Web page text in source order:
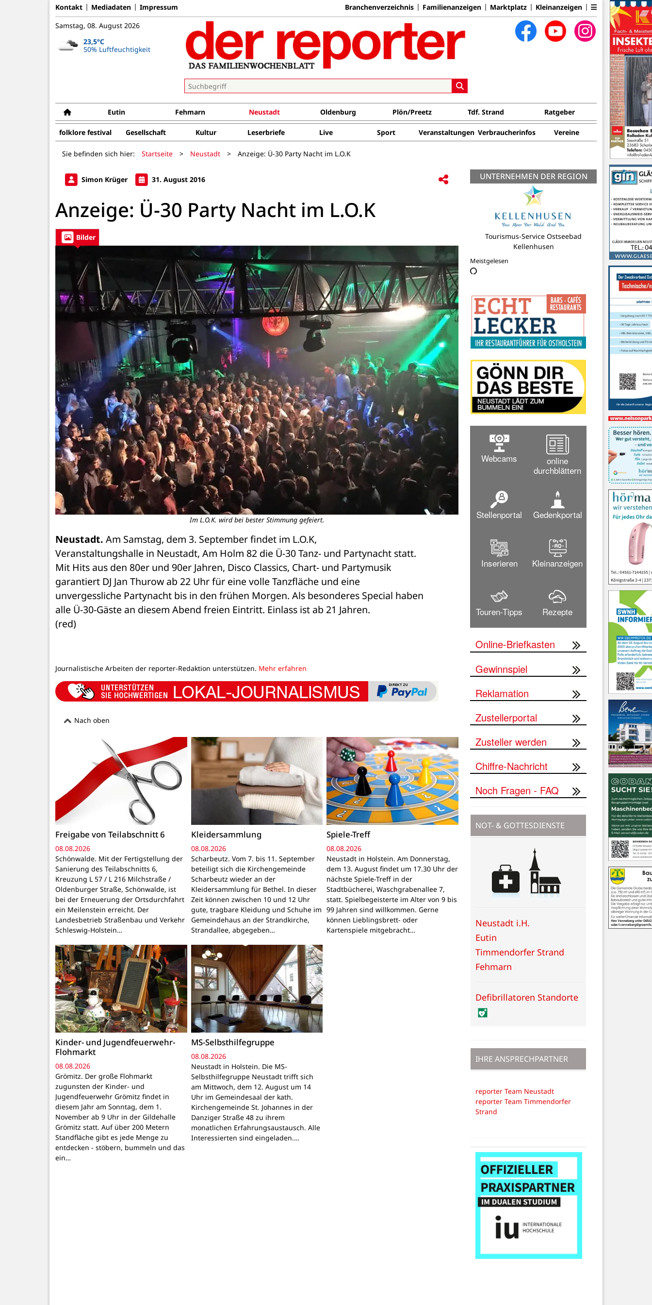
Kontakt Mediadaten Impressum Branchenverzeichnis Familienanzeigen Marktplatz Kleinanzeigen
Samstag, 08. August 2026
23,5°C
50% Luftfeuchtigkeit
Eutin Fehmarn Neustadt Oldenburg Plön/Preetz Tdf. Strand Ratgeber
folklore festival Gesellschaft Kultur Leserbriefe Live Sport Veranstaltungen Verbraucherinfos Vereine
Sie befinden sich hier: Startseite > Neustadt > Anzeige: Ü-30 Party Nacht im L.O.K
Simon Krüger 31. August 2016
Anzeige: Ü-30 Party Nacht im L.O.K
Bilder
Im L.O.K. wird bei bester Stimmung gefeiert.
Neustadt. Am Samstag, dem 3. September findet im L.O.K,
Veranstaltungshalle in Neustadt, Am Holm 82 die Ü-30 Tanz- und Partynacht statt.
Mit Hits aus den 80er und 90er Jahren, Disco Classics, Chart- und Partymusik
garantiert DJ Jan Thurow ab 22 Uhr für eine volle Tanzfläche und eine
unvergessliche Partynacht bis in den frühen Morgen. Als besonderes Special haben
alle Ü-30-Gäste an diesem Abend freien Eintritt. Einlass ist ab 21 Jahren.
(red)
Journalistische Arbeiten der reporter-Redaktion unterstützen. Mehr erfahren
Nach oben
Freigabe von Teilabschnitt 6
08.08.2026
Schönwalde. Mit der Fertigstellung der
Sanierung des Teilabschnitts 6,
Kreuzung L 57 / L 216 Milchstraße /
Oldenburger Straße, Schönwalde, ist
bei der Erneuerung der Ortsdurchfahrt
ein Meilenstein erreicht. Der
Landesbetrieb Straßenbau und Verkehr
Schleswig-Holstein…
Kleidersammlung
08.08.2026
Scharbeutz. Vom 7. bis 11. September
beteiligt sich die Kirchengemeinde
Scharbeutz wieder an der
Kleidersammlung für Bethel. In dieser
Zeit können zwischen 10 und 12 Uhr
gute, tragbare Kleidung und Schuhe im
Gemeindehaus an der Strandkirche,
Strandallee, abgegeben…
Spiele-Treff
08.08.2026
Neustadt in Holstein. Am Donnerstag,
dem 13. August findet um 17.30 Uhr der
nächste Spiele-Treff in der
Stadtbücherei, Waschgrabenallee 7,
statt. Spielbegeisterte im Alter von 9 bis
99 Jahren sind willkommen. Gerne
können Lieblingsbrett- oder
Kartenspiele mitgebracht…
Kinder- und Jugendfeuerwehr-
Flohmarkt
08.08.2026
Grömitz. Der große Flohmarkt
zugunsten der Kinder- und
Jugendfeuerwehr Grömitz findet in
diesem Jahr am Sonntag, dem 1.
November ab 9 Uhr in der Gildehalle
Grömitz statt. Auf über 200 Metern
Standfläche gibt es jede Menge zu
entdecken - stöbern, bummeln und das
ein…
MS-Selbsthilfegruppe
08.08.2026
Neustadt in Holstein. Die MS-
Selbsthilfegruppe Neustadt trifft sich
am Mittwoch, dem 12. August um 14
Uhr im Gemeindesaal der kath.
Kirchengemeinde St. Johannes in der
Danziger Straße 48 zu ihrem
monatlichen Erfahrungsaustausch. Alle
Interessierten sind eingeladen.…
UNTERNEHMEN DER REGION
Tourismus-Service Ostseebad
Kellenhusen
Meistgelesen
Webcams
online
durchblättern
Stellenportal Gedenkportal
Inserieren Kleinanzeigen
Touren-Tipps Rezepte
Online-Briefkasten
Gewinnspiel
Reklamation
Zustellerportal
Zusteller werden
Chiffre-Nachricht
Noch Fragen - FAQ
NOT- & GOTTESDIENSTE
Neustadt i.H.
Eutin
Timmendorfer Strand
Fehmarn
Defibrillatoren Standorte
IHRE ANSPRECHPARTNER
reporter Team Neustadt
reporter Team Timmendorfer
Strand